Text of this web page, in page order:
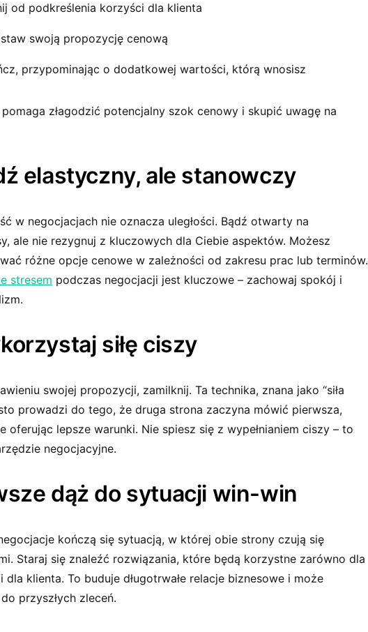
od podkreślenia korzyści dla klienta
swoją propozycję cenową
przypominając o dodatkowej wartości, którą wnosisz
złagodzić potencjalny szok cenowy i skupić uwagę na
elastyczny, ale stanowczy
w negocjacjach nie oznacza uległości. Bądź otwarty na
ale nie rezygnuj z kluczowych dla Ciebie aspektów. Możesz
różne opcje cenowe w zależności od zakresu prac lub terminów.
stresem podczas negocjacji jest kluczowe – zachowaj spokój i
siłę ciszy
swojej propozycji, zamilknij. Ta technika, znana jako “siła
prowadzi do tego, że druga strona zaczyna mówić pierwsza,
oferując lepsze warunki. Nie spiesz się z wypełnianiem ciszy – to
negocjacyjne.
dąż do sytuacji win-win
kończą się sytuacją, w której obie strony czują się
Staraj się znaleźć rozwiązania, które będą korzystne zarówno dla
dla klienta. To buduje długotrwałe relacje biznesowe i może
przyszłych zleceń.